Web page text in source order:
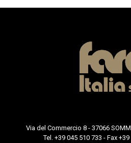
Via del Commercio 8 - 37066
Tel. +39 045 510 733 - Fax